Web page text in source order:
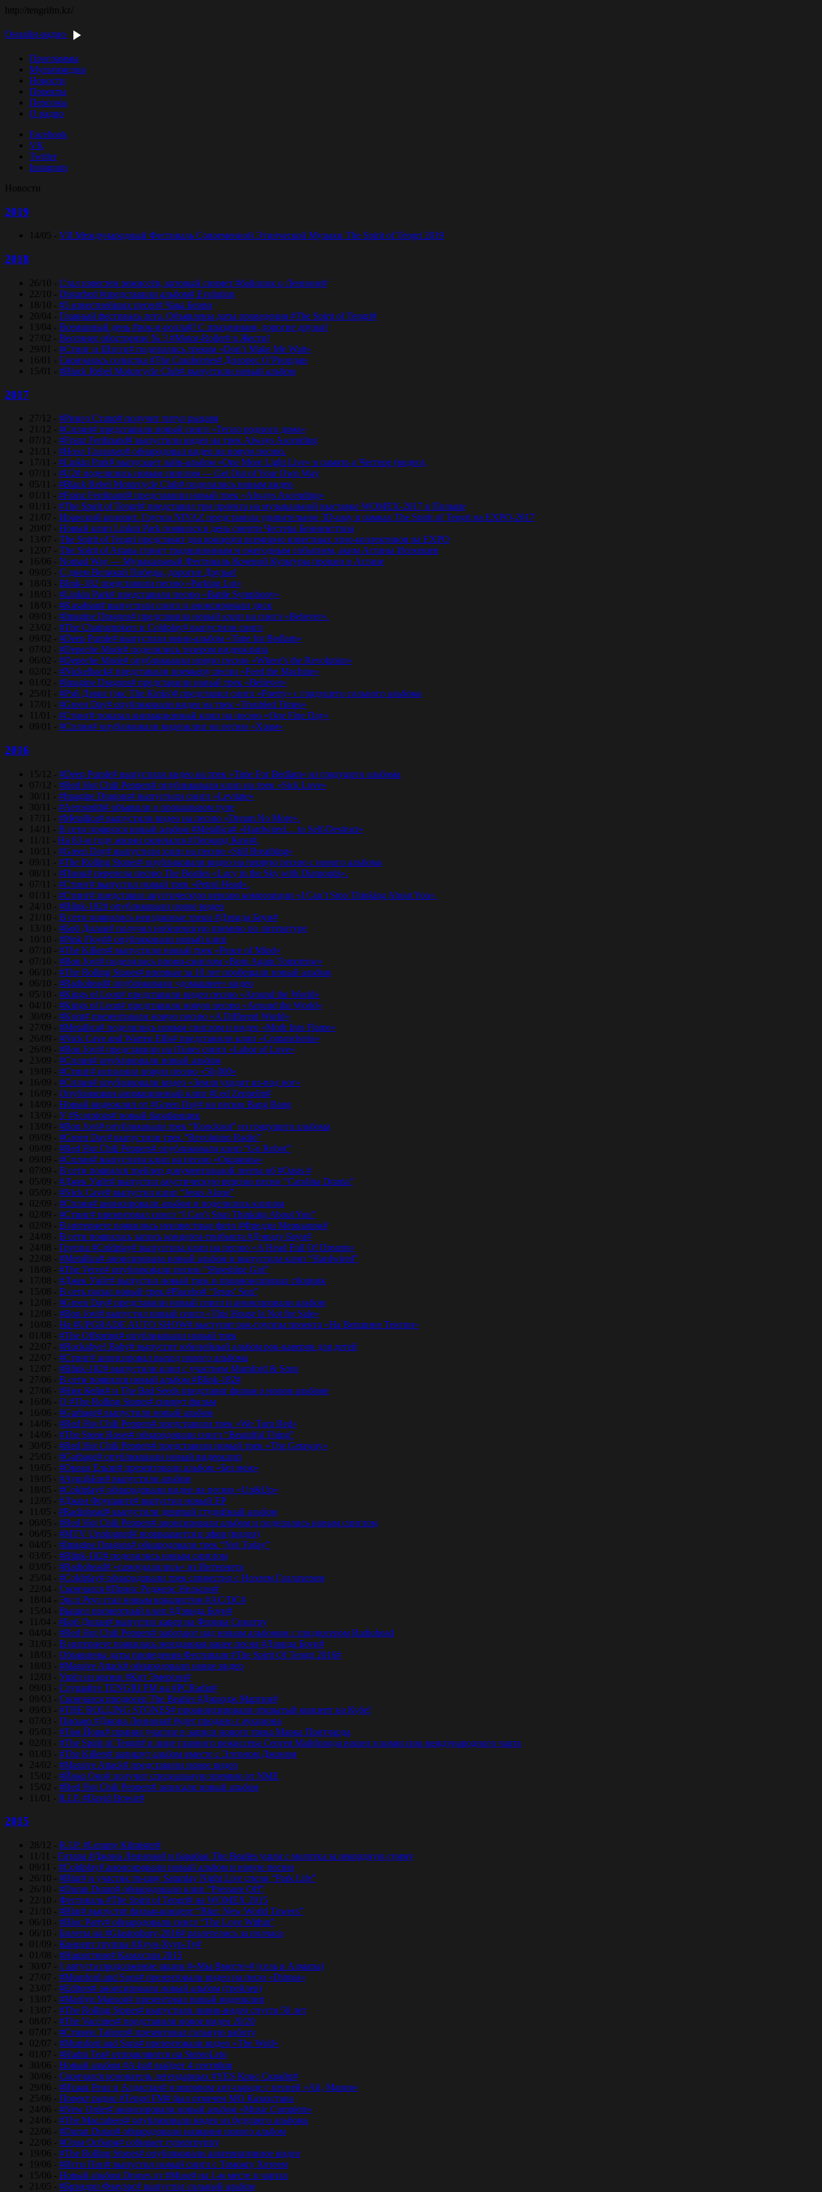
http://tengrifm.kz/
Онлайн-радио
Программы
Мультимедиа
Новости
Проекты
Персоны
О радио
Facebook
VK
Twitter
Instagram
Новости
2019
14/05 - VII Международный Фестиваль Современной Этнической Музыки The Spirit of Tengri 2019
2018
26/10 - Стал известен режиссёр, который снимет #байопик о Ленноне#
22/10 - Disturbed #представили альбом# Evolution
18/10 - #5 известнейших песен# Чака Берри
20/04 - Главный фестиваль лета. Объявлены даты проведения #The Spirit of Tengri#
13/04 - Всемирный день #рок-н-ролла#! С праздником, дорогие друзья!
27/02 - Весеннее обострение № 3 #Motor-Roller# в Жести!
29/01 - #Стинг и Шэгги# поделились треком «Don’t Make Me Wait»
16/01 - Скончалась солистка #The Cranberries# Долорес O’Риордан
15/01 - #Black Rebel Motorcycle Club# выпустили новый альбом
2017
27/12 - #Ринго Старр# получит титул рыцаря
21/12 - #Сплин# представили новый сингл «Тепло родного дома»
07/12 - #Franz Ferdinand# выпустили видео на трек Always Ascending
21/11 - #Ноэл Галлахер# обнародовал видео на новую песню.
17/11 - #Linkin Park# выпускает лайв-альбом «One More Light Live» в память о Честере (видео).
07/11 - #U2# поделились новым синглом — Get Out of Your Own Way
05/11 - #Black Rebel Motorcycle Club# поделились новым видео
01/11 - #Franz Ferdinand# представили новый трек «Always Ascending»
01/11 - #The Spirit of Tengri# представил три проекта на музыкальной выставке WOMEX-2017 в Польше
21/07 - Иранский колорит. Группа NIYAZ представила удивительное 3D-шоу в рамках The Spirit of Tengri на EXPO-2017
20/07 - Новый клип Linkin Park появился в день смерти Честера Беннингтона
13/07 - The Spirit of Tengri представит два концерта всемирно известных этно-коллективов на EXPO
12/07 - The Spirit of Astana станет традиционным и ежегодным событием, аким Астаны Исекешев
16/06 - Nomad Way — Музыкальный Фестиваль Кочевой Культуры прошел в Астане
09/05 - С днем Великой Победы, дорогие Друзья!
18/03 - Blink-182 представили песню «Parking Lot»
18/03 - #Linkin Park# представили песню «Bаttlе Sуmphоnу»
18/03 - #Kasabian# выпустили сингл и анонсировали диск
09/03 - #Imagine Dragons# представила новый клип на сингл «Believer».
23/02 - #The Chainsmokers и Coldplay# выпустили сингл
09/02 - #Deep Purple# выпустили мини-альбом «Time for Bedlam»
07/02 - #Depeche Mode# поделились тизером видеоклипа
06/02 - #Depeche Mode# опубликоавли новую песню «Where’s the Revolution»
02/02 - #Nickelback# представили премьеру песни «Feed the Machine»
01/02 - #Imagine Dragons# представили новый трек «Believer»
25/01 - #Рэй Дэвис (экс The Kinks)# представил сингл «Poetry» с грядущего сольного альбома
17/01 - #Green Day# опубликовали видео на трек «Troubled Times»
11/01 - #Стинг# показал анимационный клип на песню «One Fine Day»
09/01 - #Сплин# опубликовали видеоклип на песню «Храм»
2016
15/12 - #Deep Purple# выпустили видео на трек «Time For Bedlam» из грядущего альбома
07/12 - #Red Hot Chili Peppers# опубликовали клип на трек «Sick Love»
30/11 - #Imagine Dragons# выпустили сингл «Levitate»
30/11 - #Aerosmith# объявили о прощальном туре
17/11 - #Metallica# выпустили видео на песню «Dream No More».
14/11 - В сети появился новый альбом #Metallica# «Hardwired… to Self-Destruct»
11/11 - На 83-м году жизни скончался #Леонард Коэн#.
10/11 - #Green Day# выпустили клип на песню «Still Breathing»
09/11 - #The Rolling Stones# опубликовали видео на первую песню с нового альбома
08/11 - #Пинк# перепела песню The Beatles «Lucy in the Sky with Diamonds».
07/11 - #Стинг# выпустил новый трек «Petrol Head».
01/11 - #Стинг# представил акустическую версию композиции «I Can’t Stop Thinking About You».
24/10 - #Blink-182# опубликовали новое видео
21/10 - В сети появились неизданные треки #Дэвида Боуи#
13/10 - #Боб Дилан# получил нобелевскую премию по литературе
10/10 - #Pink Floyd# опубликовали новый клип
07/10 - #The Killers# выпустили новый трек «Peace of Mind»
07/10 - #Bon Jovi# поделились промо-синглом «Born Again Tomorrow»
06/10 - #The Rolling Stones# впервые за 10 лет пообещали новый альбом
06/10 - #Radiohead# опубликовали «домашнее» видео
05/10 - #Kings of Leon# представили видео песню «Around the World»
04/10 - #Kings of Leon# представили новую песню «Around the World»
30/09 - #Korn# презентовали новую песню «A Different World»
27/09 - #Metallica# поделились новым синглом и видео «Moth Into Flame»
26/09 - #Nick Cave and Warren Ellis# представили клип «Comancheria»
26/09 - #Bon Jovi# представили на iTunes сингл «Labor of Love»
23/09 - #Сплин# опубликовали новый альбом
19/09 - #Стинг# исполнил новую песню «50,000»
16/09 - #Сплин# опубликовали видео «Земля уходит из-под ног»
16/09 - Опубликован анимационный клип #Led Zeppelin#
14/09 - Новый видеоклип от #Green Day# на песню Bang Bang
13/09 - У #Scorpions# новый барабанщик
13/09 - #Bon Jovi# опубликовали трек “Knockout” из грядущего альбома
09/09 - #Green Day# выпустили трек “Revolution Radio”
09/09 - #Red Hot Chili Peppers# опубликовали клип “Go Robot”
09/09 - #Сплин# выпустили клип на песню «Окраины»
07/09 - В сети появился трейлер документальной ленты об #Oasis #
05/09 - #Джек Уайт# выпустил акустическую версию песни “Carolina Drama”
05/09 - #Nick Cave# выпустил клип “Jesus Alone”
02/09 - #Сплин# анонсировали альбом и поделились клипом
02/09 - #Стинг# презентовал сингл “I Can’t Stop Thinking About You”
02/09 - В интернете появились неизвестные фото #Фредди Меркьюри#
24/08 - В сети появилась запись концерта-трибьюта #Дэвиду Боуи#
24/08 - Группа #Coldplay# выпустила клип на песню «A Head Full Of Dreams»
22/08 - #Metallica# анонсировала новый альбом и выпустила клип “Hardwired”
18/08 - #The Verve# опубликовали песню “Shoeshine Girl”
17/08 - #Джек Уайт# выпустил новый трек и проанонсировал сборник
15/08 - В сеть попал новый трек #Placebo# “Jesus’ Son”
12/08 - #Green Day# представили новый сингл и анонсировали альбом
12/08 - #Bon Jovi# выпустил новый сингл «This House Is Not for Sale»
10/08 - На #UPGRADE AUTO SHOW# выступят рок-группы проекта «На Вершине Тенгри»
01/08 - #The Offspring# опубликовали новый трек
22/07 - #Rockabye! Baby# выпустит юбилейный альбом рок-каверов для детей
22/07 - #Стинг# анонсировал выход нового альбома
12/07 - #Blink-182# выпустили клип с участием Mumford & Sons
27/06 - В сети появился новый альбом #Blink-182#
27/06 - #Ник Кейв# и The Bad Seeds представят фильм о новом альбоме
16/06 - О #The Rolling Stones# снимут фильм
16/06 - #Garbage# выпустили новый альбом
14/06 - #Red Hot Chili Peppers# представили трек «We Turn Red»
14/06 - #The Stone Roses# обнародовали сингл “Beautiful Thing”
30/05 - #Red Hot Chili Peppers# представили новый трек «The Getaway»
25/05 - #Garbage# опубликовали новый видеоклип
19/05 - #Океан Ельзи# презентовали альбом «Без меж»
19/05 - #АукцЫон# выпустили альбом
18/05 - #Coldplay# обнародовали видео на песню «Up&Up»
12/05 - #Джон Фрушанте# выпустил новый ЕР
11/05 - #Radiohead# выпустили девятый студийный альбом
06/05 - #Red Hot Chili Peppers# анонсировали альбом и поделились новым синглом
06/05 - #MTV Unplugged# возвращается в эфир (видео)
04/05 - #Imagine Dragons# обнародовали трек “Not Today”
03/05 - #Blink-182# поделились новым синглом
03/05 - #Radiohead# «самоудалились» из Интернета
25/04 - #Coldplay# обнародовали трек совместно с Ноэлем Галлахером
22/04 - Скончался #Принс Роджерс Нельсон#
18/04 - Эксл Роуз стал новым вокалистом #AC/DC#
15/04 - Вышел посмертный клип #Дэвида Боуи#
11/04 - #Боб Дилан# выпустил кавер на Фрэнка Синатру
04/04 - #Red Hot Chili Peppers# работают над новым альбомом с продюсером Radiohead
31/03 - В интернете появилась неизданная ранее песня #Дэвида Боуи#
18/03 - Объявлены даты проведения Фестиваля #The Spirit Of Tengri 2016#
18/03 - #Massive Attack# обнародовали новое видео
12/03 - Ушёл из жизни #Кит Эмерсон#
09/03 - Слушайте TENGRI FM на #PCRadio#
09/03 - Скончался продюсер The Beatles #Джордж Мартин#
09/03 - #THE ROLLING STONES# проанонсировали открытый концерт на Кубе!
07/03 - Письмо #Джона Леннона# будет продано с аукциона
05/03 - #Том Йорк# принял участие в записи нового трека Марка Притчарда
02/03 - #The Spirit of Tengri# в лице главного режиссера Сергея Майборода вошел в комиссию международного чарта
01/03 - #The Killers# запишут альбом вместе с Элтоном Джоном
24/02 - #Massive Attack# представили новое видео
15/02 - #Йоко Оно# получит специальную премию от NME
15/02 - #Red Hot Chili Peppers# записали новый альбом
11/01 - R.I.P. #David Bowie#
2015
28/12 - R.I.P. #Lemmy Kilmister#
11/11 - Гитара #Джона Леннона# и барабан The Beatles ушли с молотка за рекордную сумму
09/11 - #Coldplay# анонсировали новый альбом и новую песню
26/10 - #Blur# и участик тв-шоу Saturday Night Live спели “Park Life”
26/10 - #Duran Duran# обнародовали клип “Pressure Off”
22/10 - Фестиваль #The Spirit of Tengri# на WOMEX 2015
21/10 - #Blur# выпустят фильм-концерт “Blur: New World Towers”
06/10 - #Bloc Party# обнародовали сингл “The Love Within”
06/10 - Билеты на #Glastonbury-2016# разлетелись за полчаса
01/09 - Концерт группы #Хуун-Хуур-Ту#
01/08 - #Нашествие# Казахстан 2015
30/07 - 1 августа продолжение акции #«Мы Вместе»# (сель в Алматы)
27/07 - #Mumford and Sons# презентовали видео на песю «Ditmas»
23/07 - #Editors# анонсировали новый альбом (трейлер)
13/07 - #Marilyn Manson# презентовал новый видеоклип
13/07 - #The Rolling Stones# выпустили лирик-видео спустя 50 лет
08/07 - #The Vaccines# представили новое видео 20/20
07/07 - #Стивен Тайлер# презентовал сольную работу
02/07 - #Mumford and Sons# презентовали видео «The Wolf»
01/07 - #Hadnt Tea# отправляются на StereoLeto
30/06 - Новый альбом #A-ha# выйдет 4 сентября
30/06 - Скончался основатель легендарных #YES Крис Сквайр#
29/06 - #Исаак Реал и Алдаспан# в мировом хит-параде с песней «Ай, Мария»
25/06 - Проект радио #Tengri FM# был отмечен МО Казахстана
24/06 - #New Order# анонсировали новый альбом «Music Complete»
24/06 - #The Maccabees# опубликовали видео из будущего альбома
22/06 - #Duran Duran# обнародовали название нового альбом
22/06 - #Оззи Осборн# собирает супергруппу
19/06 - #The Rolling Stones# опубликовали альтернативное видео
19/06 - #Игги Поп# выпустил новый сингл с Томоясу Хотеем
15/06 - Новый альбом Drones от #Muse# на 1-м месте в чартах
21/05 - #Брэндон Флауэрс# выпустил сольный альбом